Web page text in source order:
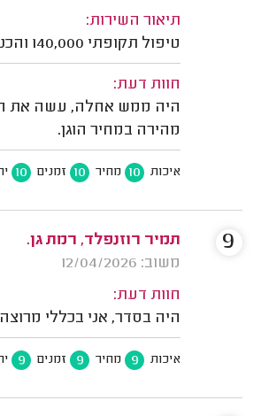
תיאור השירות:
טיפול תקופתי 140,000 והכנה לטסט.
חוות דעת:
היה ממש אחלה, עשה את
מהירה במחיר הוגן.
איכות 10 מחיר 10 זמנים 10
תמיר רוזנפלד, רמת גן.
משוב: 12/04/2026
חוות דעת:
היה בסדר, אני בכללי
איכות 9 מחיר 9 זמנים 9
9